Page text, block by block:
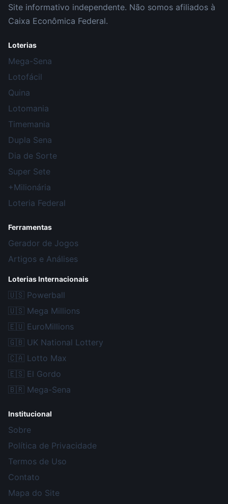
Site informativo independente. Não somos afiliados à
Caixa Econômica Federal.
Loterias
Mega-Sena
Lotofácil
Quina
Lotomania
Timemania
Dupla Sena
Dia de Sorte
Super Sete
+Milionária
Loteria Federal
Ferramentas
Gerador de Jogos
Artigos e Análises
Loterias Internacionais
🇺🇸 Powerball
🇺🇸 Mega Millions
🇪🇺 EuroMillions
🇬🇧 UK National Lottery
🇨🇦 Lotto Max
🇪🇸 El Gordo
🇧🇷 Mega-Sena
Institucional
Sobre
Política de Privacidade
Termos de Uso
Contato
Mapa do Site